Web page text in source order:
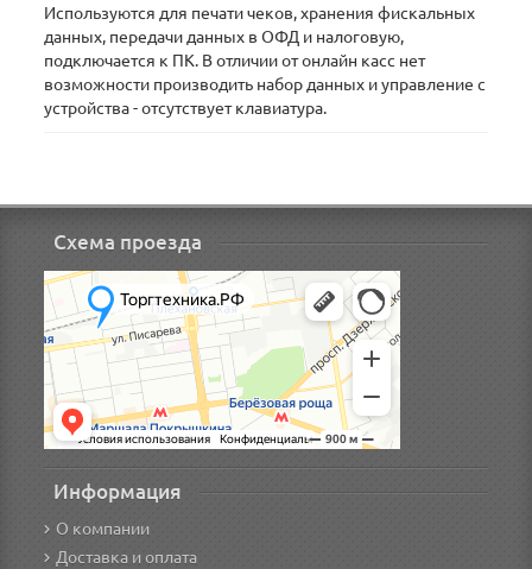
Используются для печати чеков, хранения фискальных
данных, передачи данных в ОФД и налоговую,
подключается к ПК. В отличии от онлайн касс нет
возможности производить набор данных и управление с
устройства - отсутствует клавиатура.
Схема проезда
Информация
О компании
Доставка и оплата